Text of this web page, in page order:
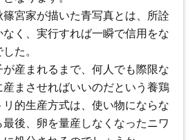
篠宮家が描いた青写真とは、所詮
なく、実行すれば一瞬で信用をな
た。
が産まれるまで、何人でも際限な
産まさせればいいのだという養鶏
リ的生産方式は、使い物にならな
最後、卵を量産しなくなったニワ